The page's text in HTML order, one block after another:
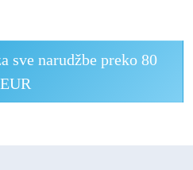
sve narudžbe preko 80
EUR